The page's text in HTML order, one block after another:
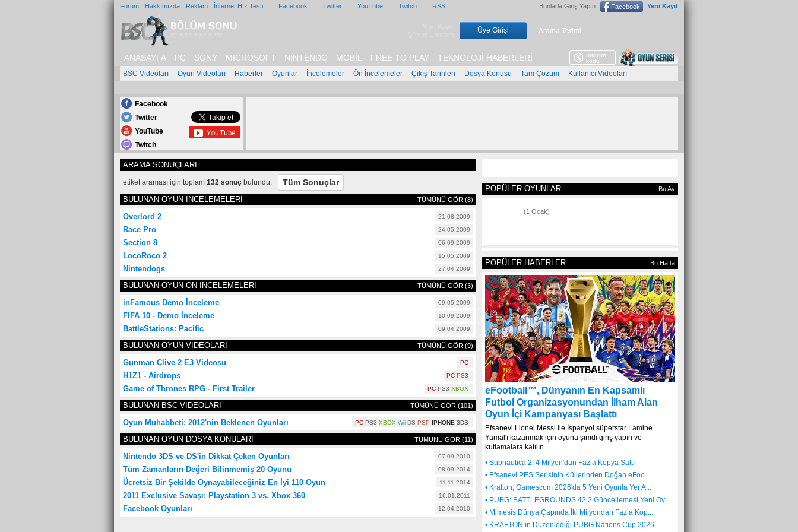
Forum Hakkımızda Reklam İnternet Hız Testi Facebook Twitter YouTube Twitch RSS Bunlarla Giriş Yapın: Facebook Yeni Kayıt
Üye Girişi
ANASAYFA PC SONY MICROSOFT NINTENDO MOBİL FREE TO PLAY TEKNOLOJİ HABERLERİ
indirim
kodu
BSC Videoları Oyun Videoları Haberler Oyunlar İncelemeler Ön İncelemeler Çıkış Tarihleri Dosya Konusu Tam Çözüm Kullanıcı Videoları
Facebook
Twitter
YouTube
Twitch
ARAMA SONUÇLARI
etiket araması için toplam 132 sonuç bulundu. Tüm Sonuçlar
BULUNAN OYUN İNCELEMELERİ TÜMÜNÜ GÖR (8)
21.08.2009
Overlord 2
24.05.2009
Race Pro
06.09.2009
Section 8
15.05.2009
LocoRoco 2
27.04.2009
Nintendogs
BULUNAN OYUN ÖN İNCELEMELERİ
TÜMÜNÜ GÖR (3)
09.05.2009
inFamous Demo İnceleme
10.09.2009
FIFA 10 - Demo İnceleme
09.04.2009
BattleStations: Pacific
BULUNAN OYUN VİDEOLARI
TÜMÜNÜ GÖR (9)
Gunman Clive 2 E3 Videosu PC
H1Z1 - Airdrops PC PS3
Game of Thrones RPG - First Trailer PC PS3 XBOX
BULUNAN BSC VİDEOLARI TÜMÜNÜ GÖR (101)
Oyun Muhabbeti: 2012'nin Beklenen Oyunları PC PS3 XBOX Wii DS PSP IPHONE 3DS
BULUNAN OYUN DOSYA KONULARI TÜMÜNÜ GÖR (11)
07.09.2010
Nintendo 3DS ve DS'in Dikkat Çeken Oyunları
08.09.2014
Tüm Zamanların Değeri Bilinmemiş 20 Oyunu
11.11.2014
Ücretsiz Bir Şekilde Oynayabileceğiniz En İyi 110 Oyun
16.01.2011
2011 Exclusive Savaşı: Playstation 3 vs. Xbox 360
12.04.2010
Facebook Oyunları
POPÜLER OYUNLAR Bu Ay
(1 Ocak)
POPÜLER HABERLER Bu Hafta
1
eFootball™, Dünyanın En Kapsamlı
Futbol Organizasyonundan İlham Alan
Oyun İçi Kampanyası Başlattı
Efsanevi Lionel Messi ile İspanyol süperstar Lamine
Yamal'ı kazanmak için oyuna şimdi giriş yapın ve
kutlamalara katılın.
• Subnautica 2, 4 Milyon'dan Fazla Kopya Sattı
• Efsanevi PES Serisinin Küllerinden Doğan eFoo...
• Krafton, Gamescom 2026'da 5 Yeni Oyunla Yer A...
• PUBG: BATTLEGROUNDS 42.2 Güncellemesi Yeni Oy...
• Mimesis Dünya Çapında İki Milyondan Fazla Kop...
• KRAFTON’ın Düzenlediği PUBG Nations Cup 2026 ...